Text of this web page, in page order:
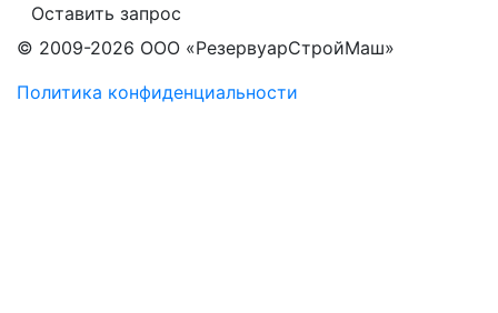
Оставить запрос
© 2009-2026 ООО «РезервуарСтройМаш»
Политика конфиденциальности